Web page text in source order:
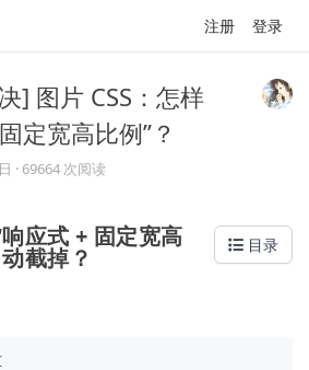
注册 登录
] 图片 CSS：怎样
定宽高比例”？
· 69664 次阅读
目录
应式 + 固定宽高
截掉？